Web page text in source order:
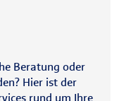
Beratung oder
Hier ist der
rund um Ihre